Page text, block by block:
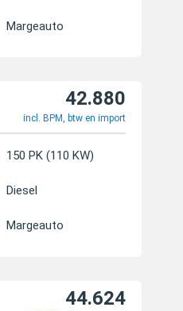
Margeauto
42.880
incl. BPM, btw en import
150 PK (110 KW)
Diesel
Margeauto
44.624